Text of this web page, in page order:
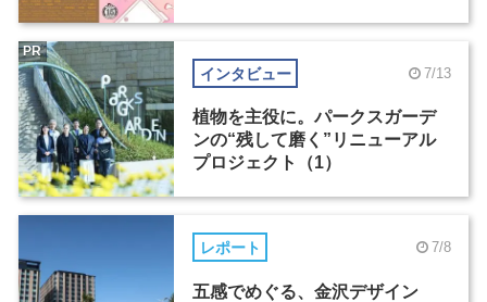
インタビュー 7/13
植物を主役に。パークスガーデ
ンの“残して磨く”リニューアル
プロジェクト（1）
PR
レポート 7/8
五感でめぐる、金沢デザイン